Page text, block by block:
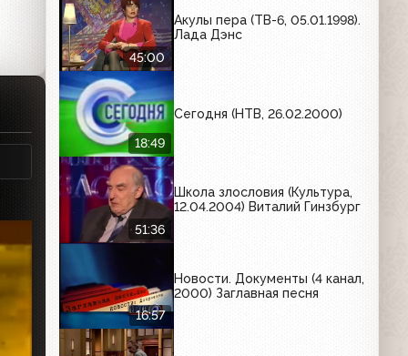
45:00
Акулы пера (ТВ-6, 05.01.1998).
Лада Дэнс
18:49
Сегодня (НТВ, 26.02.2000)
51:36
Школа злословия (Культура,
12.04.2004) Виталий Гинзбург
16:57
Новости. Документы (4 канал,
2000) Заглавная песня